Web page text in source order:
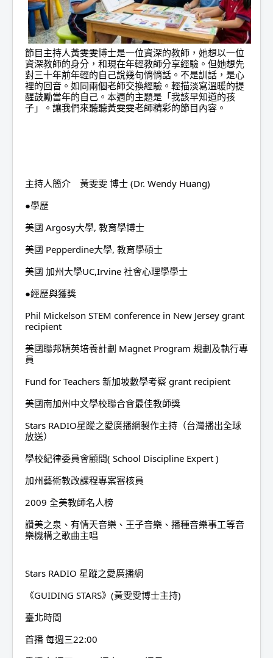
節目主持人黃雯雯博士是一位資深的教師，她想以一位
資深教師的身分，和現在年輕教師分享經驗。但她想先
對三十年前年輕的自己說幾句悄悄話。不是訓話，是心
裡的回音。如同兩個老師交換經驗。輕描淡寫溫暖的提
醒鼓勵當年的自己。本週的主題是「我該早知道的孩
子」。讓我們來聽聽黃雯雯老師精彩的節目內容。
主持人簡介　黃雯雯 博士 (Dr. Wendy Huang)
●學歷
美國 Argosy大學, 教育學博士
美國 Pepperdine大學, 教育學碩士
美國 加州大學UC,Irvine 社會心理學學士
●經歷與獲獎
Phil Mickelson STEM conference in New Jersey grant
recipient
美國聯邦精英培養計劃 Magnet Program 規劃及執行專
員
Fund for Teachers 新加坡數學考察 grant recipient
美國南加州中文學校聯合會最佳教師獎
Stars RADIO星蹤之愛廣播網製作主持（台灣播出全球
放送）
學校紀律委員會顧問( School Discipline Expert )
加州藝術教改課程專案審核員
2009 全美教師名人榜
讚美之泉、有情天音樂、王子音樂、播種音樂事工等音
樂機構之歌曲主唱
Stars RADIO 星蹤之愛廣播網
《GUIDING STARS》(黃雯雯博士主持)
臺北時間
首播 每週三22:00